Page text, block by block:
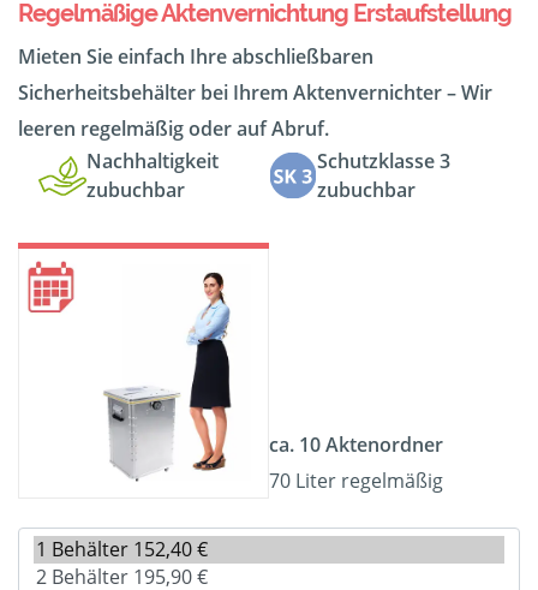
Regelmäßige Aktenvernichtung Erstaufstellung
Mieten Sie einfach Ihre abschließbaren
Sicherheitsbehälter bei Ihrem Aktenvernichter – Wir
leeren regelmäßig oder auf Abruf.
Nachhaltigkeit
zubuchbar
Schutzklasse 3
zubuchbar
ca. 10 Aktenordner
70 Liter regelmäßig